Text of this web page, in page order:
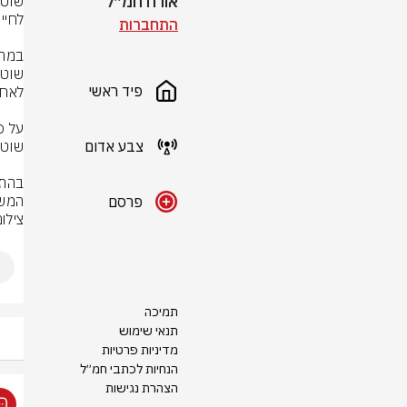
התחברות
פיד ראשי
צבע אדום
פרסם
תמיכה
תנאי שימוש
מדיניות פרטיות
הנחיות לכתבי חמ״ל
הצהרת נגישות